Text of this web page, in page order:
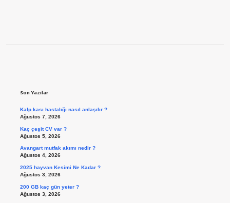
Son Yazılar
Kalp kası hastalığı nasıl anlaşılır ?
Ağustos 7, 2026
Kaç çeşit CV var ?
Ağustos 5, 2026
Avangart mutfak akımı nedir ?
Ağustos 4, 2026
2025 hayvan Kesimi Ne Kadar ?
Ağustos 3, 2026
200 GB kaç gün yeter ?
Ağustos 3, 2026